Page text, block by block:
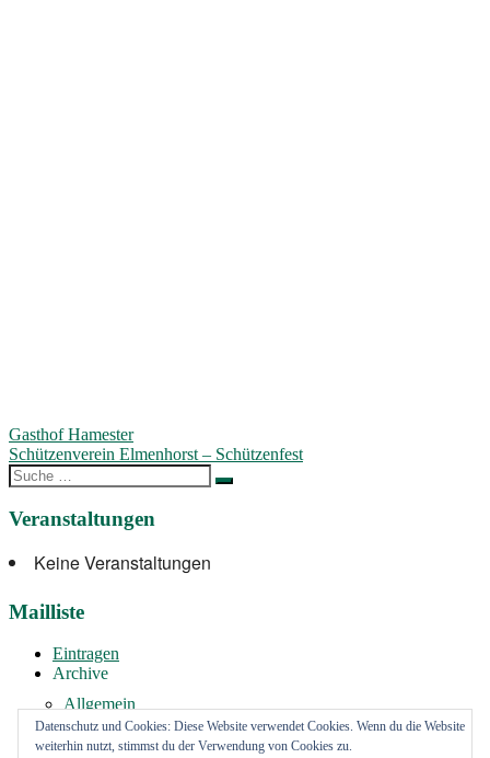
Beitragsnavigation
Gasthof Hamester
Schützenverein Elmenhorst – Schützenfest
Suche
nach:
Veranstaltungen
Keine Veranstaltungen
Mailliste
Eintragen
Archive
Allgemein
Vermietung
Datenschutz und Cookies: Diese Website verwendet Cookies. Wenn du die Website
weiterhin nutzt, stimmst du der Verwendung von Cookies zu.